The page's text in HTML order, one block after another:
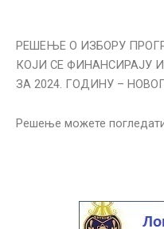
РЕШЕЊЕ О ИЗБОРУ
КОЈИ СЕ ФИНАНСИРАЈУ
ЗА 2024. ГОДИНУ –
Решење можете